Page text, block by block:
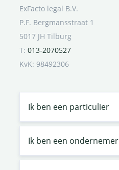
ExFacto legal B.V.
P.F. Bergmansstraat 1
5017 JH Tilburg
T: 013-2070527
KvK: 98492306
Ik ben een particulier
Ik ben een ondernemer